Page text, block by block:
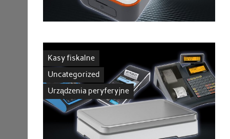
Kasy fiskalne
Uncategorized
Urządzenia peryferyjne